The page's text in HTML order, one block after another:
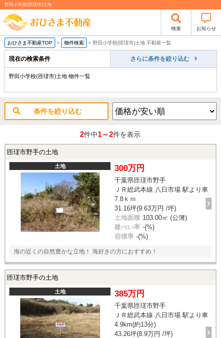
野田小学校(匝瑳市)土地
検索 お知らせ
おひさま不動産TOP > 物件検索 > 野田小学校(匝瑳市)土地 不動産一覧
現在の検索条件 さらに条件を絞り込む
野田小学校(匝瑳市)土地 物件一覧
条件を絞り込む
2件中1～2件を表示
匝瑳市野手の土地
土地 300万円
千葉県匝瑳市野手
ＪＲ総武本線 八日市場 駅より車
7.8ｋｍ
31.16坪(9.63万円 /坪)
土地面積 103.00㎡ (公簿)
建ぺい率 -(%)
容積率 -(%)
海の近くの自然豊かな立地！ 海好きの方におすすめ！
匝瑳市野手の土地
土地 385万円
千葉県匝瑳市野手
ＪＲ総武本線 八日市場 駅より車
4.9km(約13分)
43.26坪(8.9万円 /坪)